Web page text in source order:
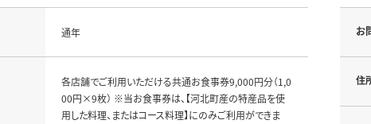
通年
各店舗でご利用いただける共通お食事券9,000円分（1,0
00円×9枚） ※当お食事券は、【河北町産の特産品を使
用した料理、またはコース料理】にのみご利用ができま
お
住